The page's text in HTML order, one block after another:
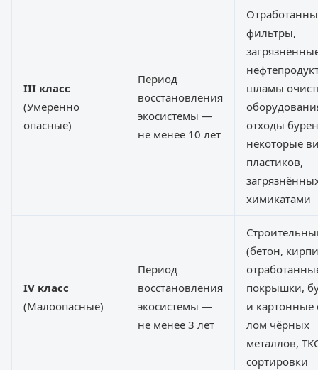
III класс
(Умеренно
опасные)
Период
восстановления
экосистемы —
не менее 10 лет
фильтры,
шламы
отходы
некоторые
пластиков,
химикатами
IV класс
(Малоопасные)
Период
восстановления
экосистемы —
не менее 3 лет
(бетон,
покрышки,
и картонные
лом чёрных
металлов,
сортировки